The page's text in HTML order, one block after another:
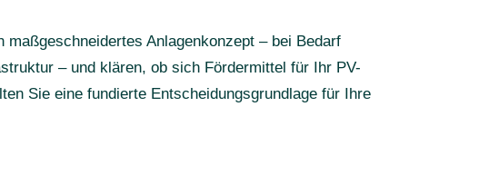
Anlagenkonzept – bei Bedarf
– und klären, ob sich Fördermittel für Ihr PV-
Sie eine fundierte Entscheidungsgrundlage für Ihre